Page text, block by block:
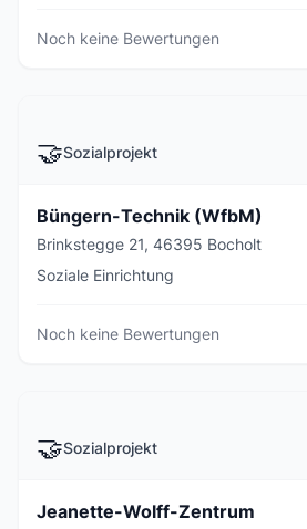
Noch keine Bewertungen
🤝Sozialprojekt
Büngern-Technik (WfbM)
Brinkstegge 21, 46395 Bocholt
Soziale Einrichtung
Noch keine Bewertungen
🤝Sozialprojekt
Jeanette-Wolff-Zentrum